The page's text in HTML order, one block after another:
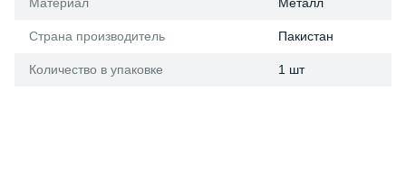
Страна производитель Пакистан
Количество в упаковке 1 шт